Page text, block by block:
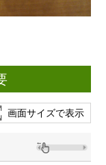
画面サイズで表示